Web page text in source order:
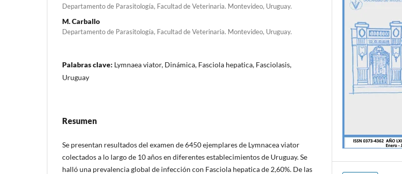
Departamento de Parasitología, Facultad de Veterinaria. Montevideo, Uruguay.
M. Carballo
Departamento de Parasitología, Facultad de Veterinaria. Montevideo, Uruguay.
Palabras clave: Lymnaea viator, Dinámica, Fasciola hepatica, Fasciolasis,
Uruguay
Resumen
Se presentan resultados del examen de 6450 ejemplares de Lymnacea viator
colectados a lo largo de 10 años en diferentes establecimientos de Uruguay. Se
halló una prevalencia global de infección con Fasciola hepatica de 2,60%. De las